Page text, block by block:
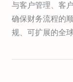
与客户管理、客
确保财务流程的
规、可扩展的全球